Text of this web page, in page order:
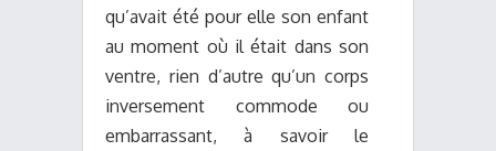
qu’avait été pour elle son enfant
au moment où il était dans son
ventre, rien d’autre qu’un corps
inversement commode ou
embarrassant, à savoir le